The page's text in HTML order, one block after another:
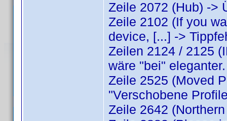
Zeile 2072 (Hub) ->
Zeile 2102 (If you
device, [...] ->
Zeilen 2124 / 2125
wäre "bei" eleganter.
Zeile 2525 (Moved
"Verschobene
Zeile 2642